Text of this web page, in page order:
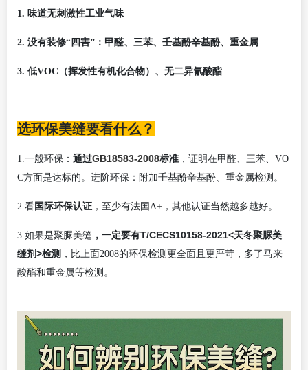
1. 味道无刺激性工业气味
2. 没有装修“四害”：甲醛、三苯、壬基酚辛基酚、重金属
3. 低VOC（挥发性有机化合物）、无二异氰酸酯
选环保美缝要看什么？
1.一般环保： 通过GB18583-2008标准 ，证明在甲醛、三苯、VO
C方面是达标的。进阶环保：附加壬基酚辛基酚、重金属检测。
2.看国际环保认证 ，至少有法国A+，其他认证当然越多越好。
3.如果是聚脲美缝 ，一定要有T/CECS10158-2021<天冬聚脲美
缝剂>检测 ，比上面2008的环保检测更全面且更严苛，多了马来
酸酯和重金属等检测。